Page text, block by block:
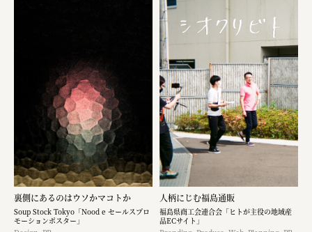
裏側にあるのはウソかマコトか
Soup Stock Tokyo「Nood e セールスプロ
モーションポスター」
人柄にじむ福島通販
福島県商工会連合会「ヒトが主役の地域産
品ECサイト」